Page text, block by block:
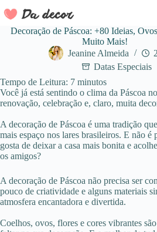
para
conteúdo
Decoração de Páscoa: +80 Ideias,
Muito Mais!
Jeanine Almeida
Datas Especiais
Tempo de Leitura: 7 minutos
Você já está sentindo o clima da Páscoa
renovação, celebração e, claro, muita
A decoração de Páscoa é uma tradição
mais espaço nos lares brasileiros. E não é
gosta de deixar a casa mais bonita e
os amigos?
A decoração de Páscoa não precisa ser
pouco de criatividade e alguns materiais
atmosfera encantadora e divertida.
Coelhos, ovos, flores e cores vibrantes